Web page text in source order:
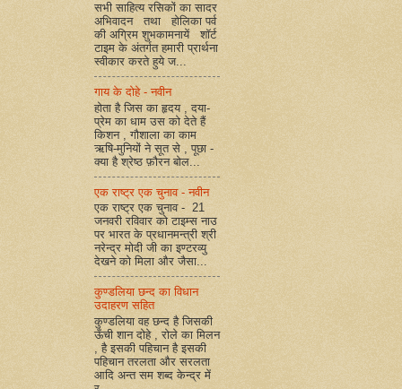
सभी साहित्य रसिकों का सादर
अभिवादन तथा होलिका पर्व
की अग्रिम शुभकामनायें शॉर्ट
टाइम के अंतर्गत हमारी प्रार्थना
स्वीकार करते हुये ज...
गाय के दोहे - नवीन
होता है जिस का हृदय , दया-
प्रेम का धाम उस को देते हैं
किशन , गौशाला का काम
ऋषि-मुनियों ने सूत से , पूछा -
क्या है श्रेष्ठ फ़ौरन बोल...
एक राष्ट्र एक चुनाव - नवीन
एक राष्ट्र एक चुनाव - 21
जनवरी रविवार को टाइम्स नाउ
पर भारत के प्रधानमन्त्री श्री
नरेन्द्र मोदी जी का इण्टरव्यु
देखने को मिला और जैसा...
कुण्डलिया छन्द का विधान
उदाहरण सहित
कुण्डलिया वह छन्द है जिसकी
ऊँची शान दोहे , रोले का मिलन
, है इसकी पहिचान है इसकी
पहिचान तरलता और सरलता
आदि अन्त सम शब्द केन्द्र में